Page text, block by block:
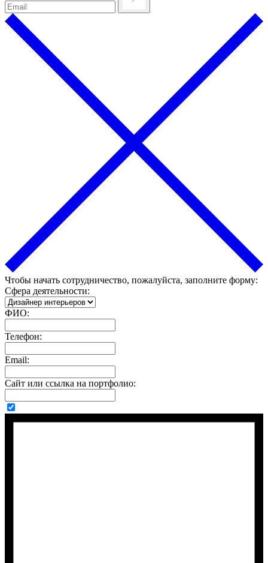
Чтобы начать сотрудничество, пожалуйста, заполните форму:
Сфера деятельности:
ФИО:
Телефон:
Email:
Сайт или ссылка на портфолио: